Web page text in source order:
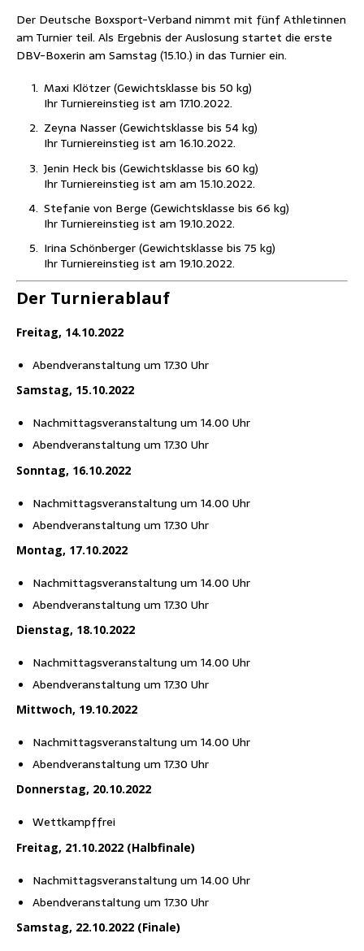
Der Deut­sche Box­sport-Ver­band nimmt mit fünf Ath­le­tin­nen
am Tur­nier teil. Als Ergeb­nis der Aus­lo­sung star­tet die ers­te
DBV-Boxe­rin am Sams­tag (15.10.) in das Tur­nier ein.
Maxi Klöt­zer (Gewichts­klas­se bis 50 kg)
Ihr Tur­nier­ein­stieg ist am 17.10.2022.
Zey­na Nas­ser (Gewichts­klas­se bis 54 kg)
Ihr Tur­nier­ein­stieg ist am 16.10.2022.
Jenin Heck bis (Gewichts­klas­se bis 60 kg)
Ihr Tur­nier­ein­stieg ist am am 15.10.2022.
Ste­fa­nie von Ber­ge (Gewichts­klas­se bis 66 kg)
Ihr Tur­nier­ein­stieg ist am 19.10.2022.
Iri­na Schön­ber­ger (Gewichts­klas­se bis 75 kg)
Ihr Tur­nier­ein­stieg ist am 19.10.2022.
Der Tur­nier­ab­lauf
Frei­tag, 14.10.2022
Abend­ver­an­stal­tung um 17.30 Uhr
Sams­tag, 15.10.2022
Nach­mit­tags­ver­an­stal­tung um 14.00 Uhr
Abend­ver­an­stal­tung um 17.30 Uhr
Sonn­tag, 16.10.2022
Nach­mit­tags­ver­an­stal­tung um 14.00 Uhr
Abend­ver­an­stal­tung um 17.30 Uhr
Mon­tag, 17.10.2022
Nach­mit­tags­ver­an­stal­tung um 14.00 Uhr
Abend­ver­an­stal­tung um 17.30 Uhr
Diens­tag, 18.10.2022
Nach­mit­tags­ver­an­stal­tung um 14.00 Uhr
Abend­ver­an­stal­tung um 17.30 Uhr
Mitt­woch, 19.10.2022
Nach­mit­tags­ver­an­stal­tung um 14.00 Uhr
Abend­ver­an­stal­tung um 17.30 Uhr
Don­ners­tag, 20.10.2022
Wett­kampf­frei
Frei­tag, 21.10.2022 (Halb­fi­na­le)
Nach­mit­tags­ver­an­stal­tung um 14.00 Uhr
Abend­ver­an­stal­tung um 17.30 Uhr
Sams­tag, 22.10.2022 (Fina­le)